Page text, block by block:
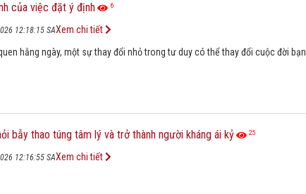
của việc đặt ý định 6
12:18:15 SA
hằng ngày, một sự thay đổi nhỏ trong tư duy có thể thay đổi cuộc đời bạn
Xem chi tiết
bẫy thao túng tâm lý và trở thành người kháng ái kỷ 25
12:16:55 SAXem chi tiết